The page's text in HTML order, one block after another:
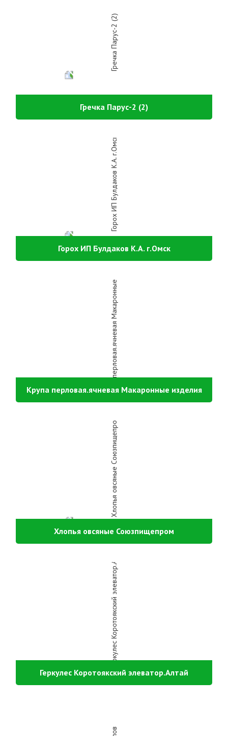
Гречка Парус-2 (2)
Горох ИП Булдаков К.А. г.Омск
Крупа перловая.ячневая Макаронные изделия
Хлопья овсяные Союзпищепром
Геркулес Коротоякский элеватор.Алтай